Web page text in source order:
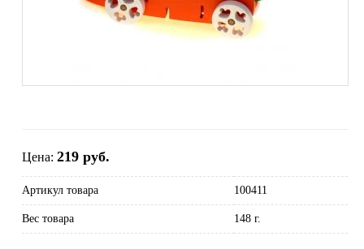
Цена:219 руб.
Артикул товара 100411
Вес товара 148 г.